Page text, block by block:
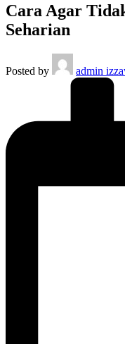
Cara Agar
Seharian
Posted by admin